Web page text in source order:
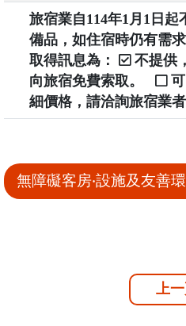
旅宿業自114年1月1日起
備品，如住宿時仍有需求
取得訊息為：
不提供
向旅宿免費索取。
可
細價格，請洽詢旅宿業者
無障礙客房‧設施及友善
上